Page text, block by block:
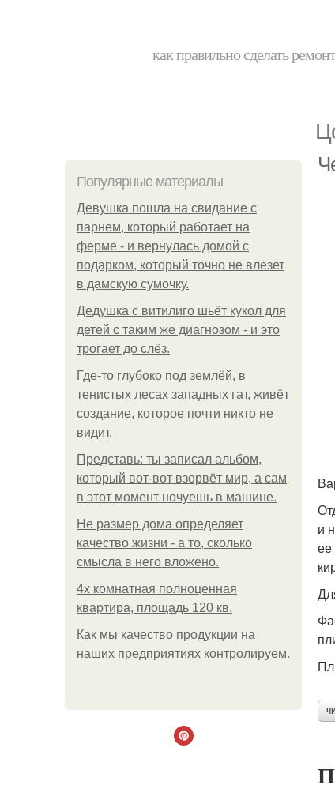
как правильно сделать
Популярные материалы
Девушка пошла на свидание с
парнем, который работает на
ферме - и вернулась домой с
подарком, который точно не влезет
в дамскую сумочку.
Дедушка с витилиго шьёт кукол для
детей с таким же диагнозом - и это
трогает до слёз.
Где-то глубоко под землёй, в
тенистых лесах западных гат, живёт
создание, которое почти никто не
видит.
Представь: ты записал альбом,
который вот-вот взорвёт мир, а сам
в этот момент ночуешь в машине.
Не размер дома определяет
качество жизни - а то, сколько
смысла в него вложено.
4x комнатная полноценная
квартира, площадь 120 кв.
Как мы качество продукции на
наших предприятиях контролируем.
и
ее